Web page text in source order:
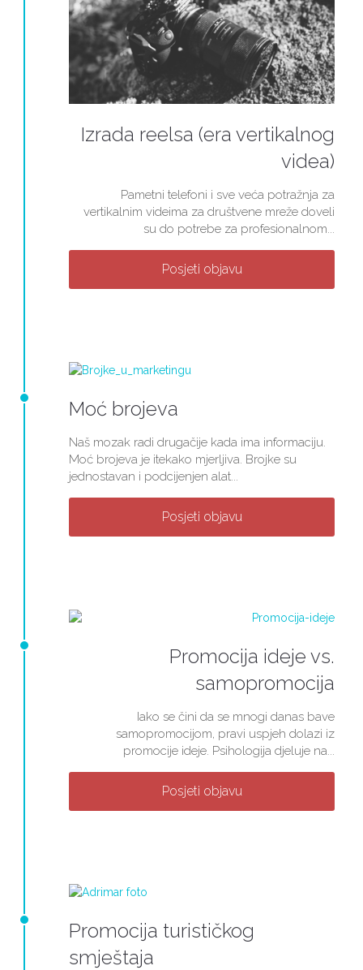
Izrada reelsa (era vertikalnog
videa)
Pametni telefoni i sve veća potražnja za
vertikalnim videima za društvene mreže doveli
su do potrebe za profesionalnom...
Posjeti objavu
Moć brojeva
Naš mozak radi drugačije kada ima informaciju.
Moć brojeva je itekako mjerljiva. Brojke su
jednostavan i podcijenjen alat...
Posjeti objavu
Promocija ideje vs.
samopromocija
Iako se čini da se mnogi danas bave
samopromocijom, pravi uspjeh dolazi iz
promocije ideje. Psihologija djeluje na...
Posjeti objavu
Promocija turističkog
smještaja